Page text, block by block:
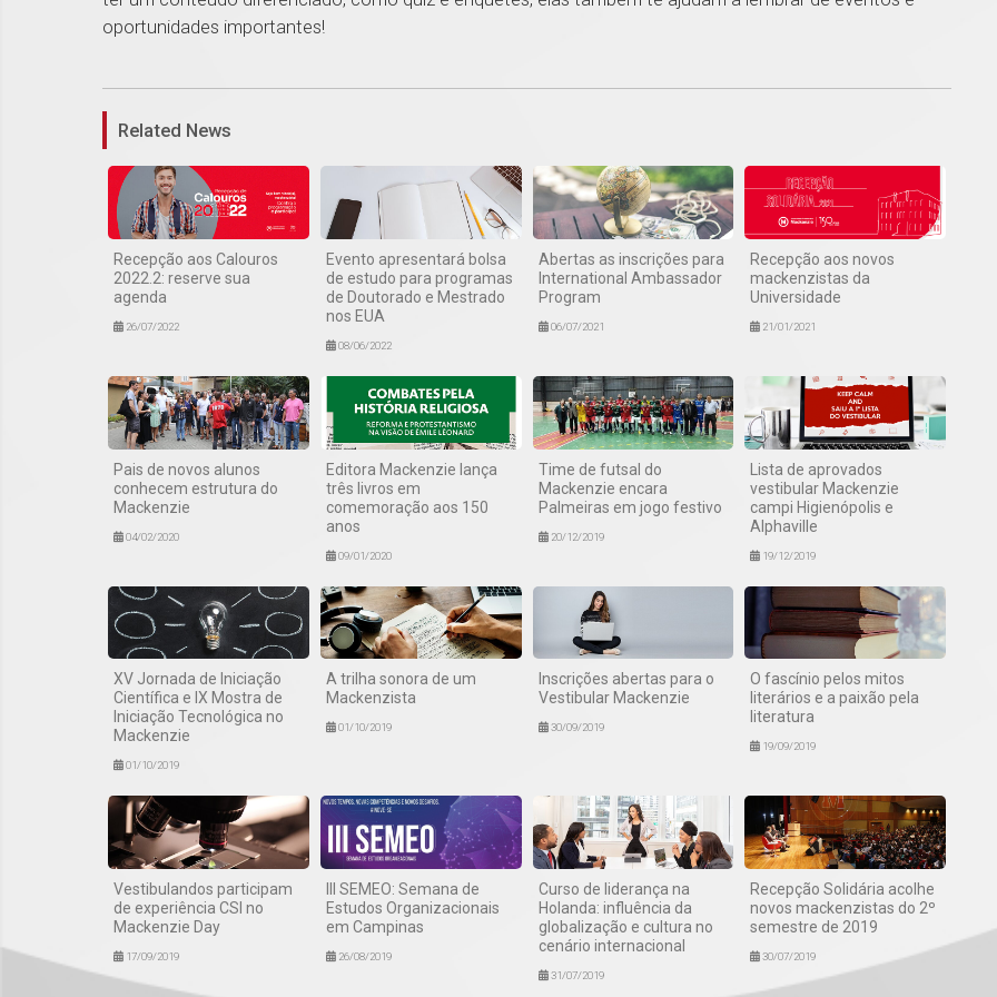
oportunidades importantes!
Related News
Recepção aos Calouros
2022.2: reserve sua
agenda
26/07/2022
Evento apresentará bolsa
de estudo para programas
de Doutorado e Mestrado
nos EUA
08/06/2022
Abertas as inscrições para
International Ambassador
Program
06/07/2021
Recepção aos novos
mackenzistas da
Universidade
21/01/2021
Pais de novos alunos
conhecem estrutura do
Mackenzie
04/02/2020
Editora Mackenzie lança
três livros em
comemoração aos 150
anos
09/01/2020
Time de futsal do
Mackenzie encara
Palmeiras em jogo festivo
20/12/2019
Lista de aprovados
vestibular Mackenzie
campi Higienópolis e
Alphaville
19/12/2019
XV Jornada de Iniciação
Científica e IX Mostra de
Iniciação Tecnológica no
Mackenzie
01/10/2019
A trilha sonora de um
Mackenzista
01/10/2019
Inscrições abertas para o
Vestibular Mackenzie
30/09/2019
O fascínio pelos mitos
literários e a paixão pela
literatura
19/09/2019
Vestibulandos participam
de experiência CSI no
Mackenzie Day
17/09/2019
III SEMEO: Semana de
Estudos Organizacionais
em Campinas
26/08/2019
Curso de liderança na
Holanda: influência da
globalização e cultura no
cenário internacional
31/07/2019
Recepção Solidária acolhe
novos mackenzistas do 2º
semestre de 2019
30/07/2019